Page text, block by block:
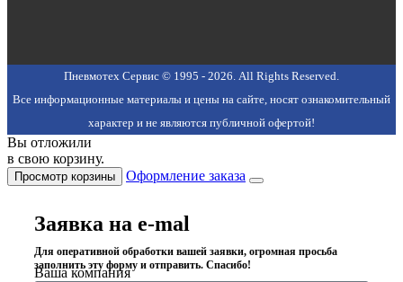
Пневмотех Сервис © 1995 - 2026. All Rights Reserved.
Все информационные материалы и цены на сайте, носят ознакомительный
характер и не являются публичной офертой!
Вы отложили
в свою корзину.
Просмотр корзины Оформление заказа
Заявка на e-mal
Для оперативной обработки вашей заявки, огромная просьба
заполнить эту форму и отправить. Спасибо!
Ваша компания